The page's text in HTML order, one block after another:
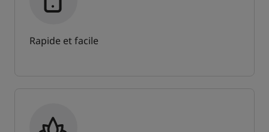
Rapide et facile